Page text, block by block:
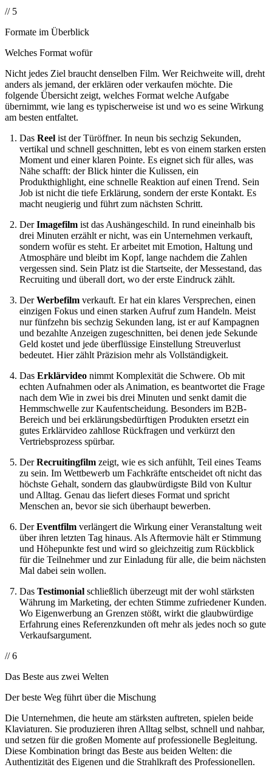
// 5
Formate im Überblick
Welches Format wofür
Nicht jedes Ziel braucht denselben Film. Wer Reichweite will, dreht
anders als jemand, der erklären oder verkaufen möchte. Die
folgende Übersicht zeigt, welches Format welche Aufgabe
übernimmt, wie lang es typischerweise ist und wo es seine Wirkung
am besten entfaltet.
Das Reel ist der Türöffner. In neun bis sechzig Sekunden,
vertikal und schnell geschnitten, lebt es von einem starken ersten
Moment und einer klaren Pointe. Es eignet sich für alles, was
Nähe schafft: der Blick hinter die Kulissen, ein
Produkthighlight, eine schnelle Reaktion auf einen Trend. Sein
Job ist nicht die tiefe Erklärung, sondern der erste Kontakt. Es
macht neugierig und führt zum nächsten Schritt.
DerImagefilm ist das Aushängeschild. In rund eineinhalb bis
drei Minuten erzählt er nicht, was ein Unternehmen verkauft,
sondern wofür es steht. Er arbeitet mit Emotion, Haltung und
Atmosphäre und bleibt im Kopf, lange nachdem die Zahlen
vergessen sind. Sein Platz ist die Startseite, der Messestand, das
Recruiting und überall dort, wo der erste Eindruck zählt.
DerWerbefilm verkauft. Er hat ein klares Versprechen, einen
einzigen Fokus und einen starken Aufruf zum Handeln. Meist
nur fünfzehn bis sechzig Sekunden lang, ist er auf Kampagnen
und bezahlte Anzeigen zugeschnitten, bei denen jede Sekunde
Geld kostet und jede überflüssige Einstellung Streuverlust
bedeutet. Hier zählt Präzision mehr als Vollständigkeit.
Das Erklärvideo nimmt Komplexität die Schwere. Ob mit
echten Aufnahmen oder als Animation, es beantwortet die Frage
nach dem Wie in zwei bis drei Minuten und senkt damit die
Hemmschwelle zur Kaufentscheidung. Besonders im B2B-
Bereich und bei erklärungsbedürftigen Produkten ersetzt ein
gutes Erklärvideo zahllose Rückfragen und verkürzt den
Vertriebsprozess spürbar.
DerRecruitingfilm zeigt, wie es sich anfühlt, Teil eines Teams
zu sein. Im Wettbewerb um Fachkräfte entscheidet oft nicht das
höchste Gehalt, sondern das glaubwürdigste Bild von Kultur
und Alltag. Genau das liefert dieses Format und spricht
Menschen an, bevor sie sich überhaupt bewerben.
DerEventfilm verlängert die Wirkung einer Veranstaltung weit
über ihren letzten Tag hinaus. Als Aftermovie hält er Stimmung
und Höhepunkte fest und wird so gleichzeitig zum Rückblick
für die Teilnehmer und zur Einladung für alle, die beim nächsten
Mal dabei sein wollen.
Das Testimonial schließlich überzeugt mit der wohl stärksten
Währung im Marketing, der echten Stimme zufriedener Kunden.
Wo Eigenwerbung an Grenzen stößt, wirkt die glaubwürdige
Erfahrung eines Referenzkunden oft mehr als jedes noch so gute
Verkaufsargument.
// 6
Das Beste aus zwei Welten
Der beste Weg führt über die Mischung
Die Unternehmen, die heute am stärksten auftreten, spielen beide
Klaviaturen. Sie produzieren ihren Alltag selbst, schnell und nahbar,
und setzen für die großen Momente auf professionelle Begleitung.
Diese Kombination bringt das Beste aus beiden Welten: die
Authentizität des Eigenen und die Strahlkraft des Professionellen.